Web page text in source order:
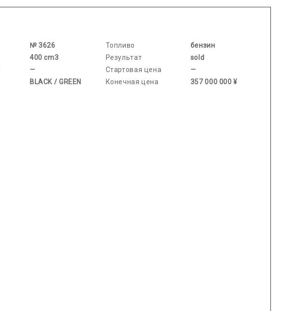
№ 3626
400 cm3
—
BLACK / GREEN
Топливо
бензин
Результат
sold
Стартовая цена
—
Конечная цена
357 000 000 ¥